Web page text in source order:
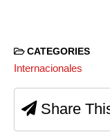
CATEGORIES
Internacionales
Share